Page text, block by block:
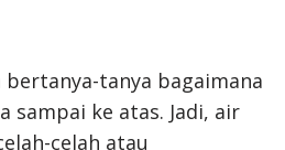
bertanya-tanya bagaimana
sampai ke atas. Jadi, air
celah atau